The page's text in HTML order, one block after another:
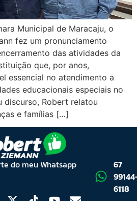
Municipal de Maracaju, o
fez um pronunciamento
das atividades da
que, por anos,
essencial no atendimento a
educacionais especiais no
discurso, Robert relatou
e famílias […]
do meu Whatsapp
67
6118